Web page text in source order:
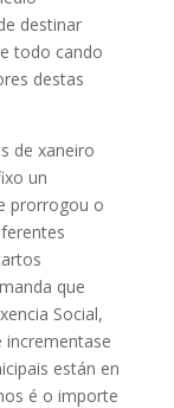
destinar
todo cando
destas
de xaneiro
un
prorrogou o
que
Social,
incrementase
están en
é o importe